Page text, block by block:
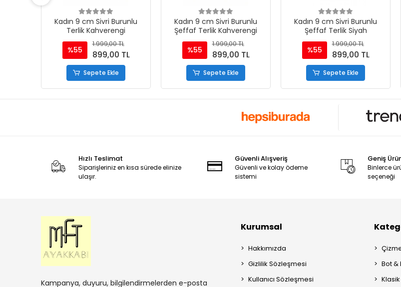
Kadın 9 cm Sivri Burunlu
Terlik Kahverengi
%55
1.999,00 TL
899,00 TL
Sepete Ekle
Kadın 9 cm Sivri Burunlu
Şeffaf Terlik Kahverengi
%55
1.999,00 TL
899,00 TL
Sepete Ekle
Kadın 9 cm Sivri Burunlu
Şeffaf Terlik Siyah
%55
1.999,00 TL
899,00 TL
Sepete Ekle
Hızlı Teslimat
Siparişleriniz en kısa sürede elinize
ulaşır.
Güvenli Alışveriş
Güvenli ve kolay ödeme
sistemi
Geniş
Binlerce
seçeneği
Kampanya, duyuru, bilgilendirmelerden e-posta
Kurumsal
Hakkımızda
Gizlilik Sözleşmesi
Kullanıcı Sözleşmesi
Bot &